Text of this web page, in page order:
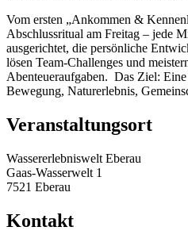
Vom ersten „Ankommen &
Abschlussritual am Freitag – jede
ausgerichtet, die persönliche
lösen Team-Challenges und
Abenteueraufgaben. Das Ziel:
Bewegung, Naturerlebnis,
Veranstaltungsort
Wassererlebniswelt Eberau
Gaas-Wasserwelt 1
7521 Eberau
Kontakt